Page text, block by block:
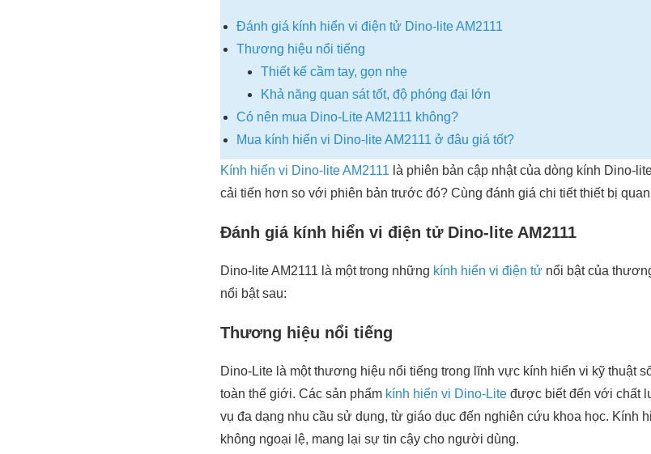
Đánh giá kính hiển vi điện tử Dino-lite AM2111
Thương hiệu nổi tiếng
Thiết kế cầm tay, gọn nhẹ
Khả năng quan sát tốt, độ phóng đại lớn
Có nên mua Dino-Lite AM2111 không?
Mua kính hiển vi Dino-lite AM2111 ở đâu giá tốt?
Kính hiển vi Dino-lite AM2111 là phiên bản cập nhật của dòng kính Dino-
cải tiến hơn so với phiên bản trước đó? Cùng đánh giá chi tiết thiết bị
Đánh giá kính hiển vi điện tử Dino-lite AM2111
Dino-lite AM2111 là một trong những kính hiển vi điện tử nổi bật của
nổi bật sau:
Thương hiệu nổi tiếng
Dino-Lite là một thương hiệu nổi tiếng trong lĩnh vực kính hiển vi kỹ thuật
toàn thế giới. Các sản phẩm kính hiển vi Dino-Lite được biết đến với chất
vụ đa dạng nhu cầu sử dụng, từ giáo dục đến nghiên cứu khoa học. Kính
không ngoại lệ, mang lại sự tin cậy cho người dùng.